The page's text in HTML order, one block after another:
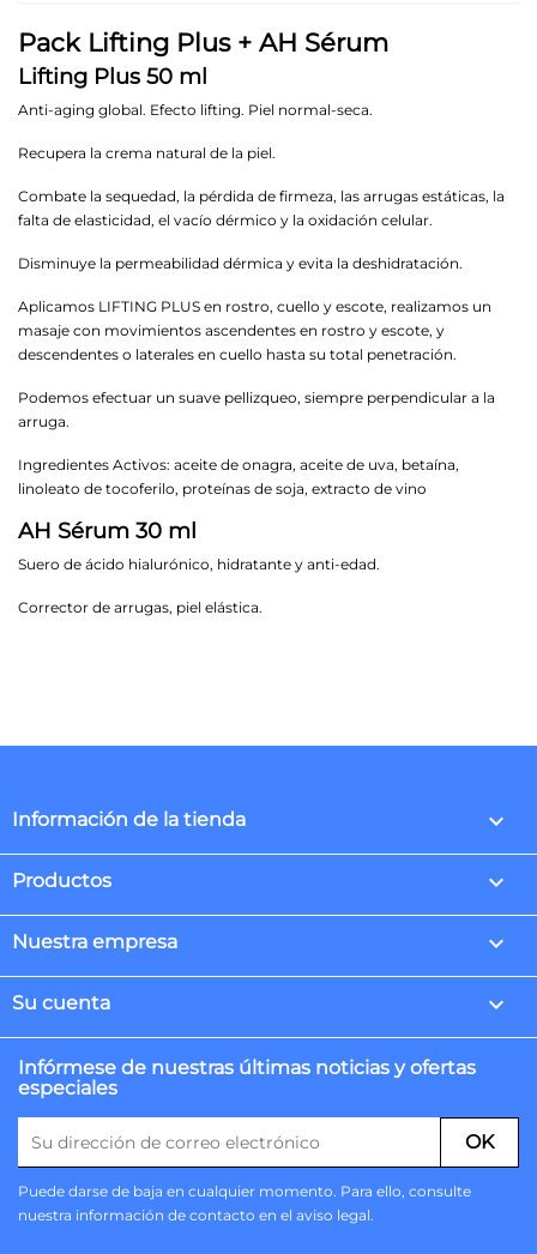
Pack Lifting Plus + AH Sérum
Lifting Plus 50 ml
Anti-aging global. Efecto lifting. Piel normal-seca.
Recupera la crema natural de la piel.
Combate la sequedad, la pérdida de firmeza, las arrugas estáticas, la
falta de elasticidad, el vacío dérmico y la oxidación celular.
Disminuye la permeabilidad dérmica y evita la deshidratación.
Aplicamos LIFTING PLUS en rostro, cuello y escote, realizamos un
masaje con movimientos ascendentes en rostro y escote, y
descendentes o laterales en cuello hasta su total penetración.
Podemos efectuar un suave pellizqueo, siempre perpendicular a la
arruga.
Ingredientes Activos: aceite de onagra, aceite de uva, betaína,
linoleato de tocoferilo, proteínas de soja, extracto de vino
AH Sérum 30 ml
Suero de ácido hialurónico, hidratante y anti-edad.
Corrector de arrugas, piel elástica.
Información de la tienda keyboard_arrow_down
Productos 
Nuestra empresa 
Su cuenta 
Infórmese de nuestras últimas noticias y ofertas
especiales
Puede darse de baja en cualquier momento. Para ello, consulte
nuestra información de contacto en el aviso legal.